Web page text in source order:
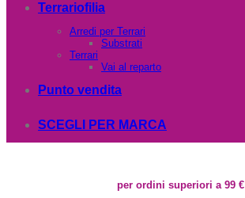
Terrariofilia
Arredi per Terrari
Substrati
Terrari
Vai al reparto
Punto vendita
SCEGLI PER MARCA
per ordini superiori a 99 €